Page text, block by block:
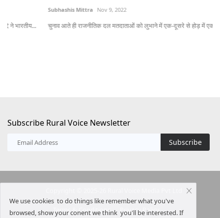
Subhashis Mittra Nov 9, 2022
चुनाव आते ही राजनीतिक दल मतदाताओं को लुभाने में एक-दूसरे से होड़ में एक से एक लुभावने...
Subscribe Rural Voice Newsletter
Subscribe
Terms & Conditions Privacy Policy
We use cookies to do things like remember what you've
browsed, show your conent we think you'll be interested. If